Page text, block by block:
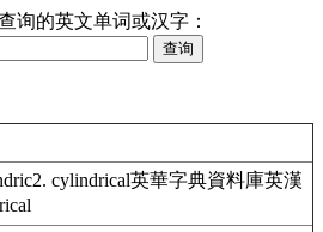
询的英文单词或汉字：
cylindrical英華字典資料庫英漢